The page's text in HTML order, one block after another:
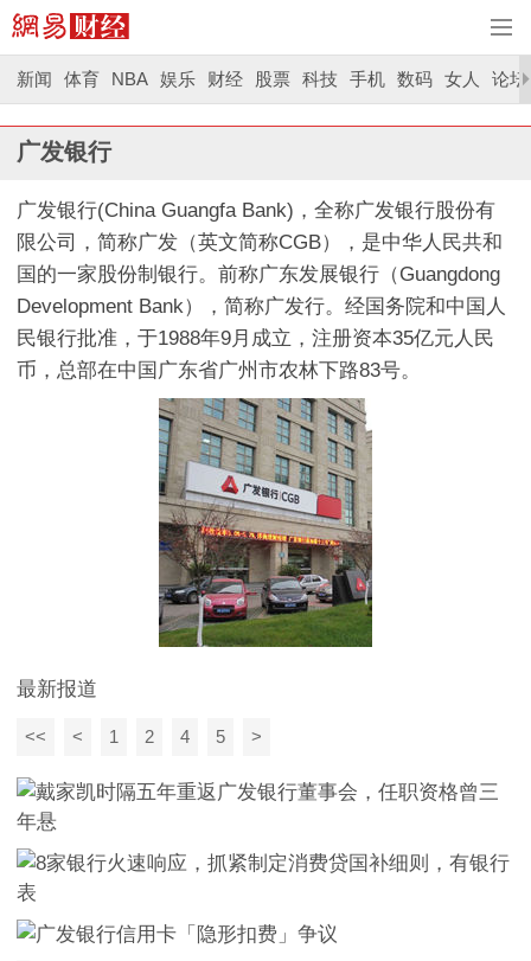
新闻 体育 NBA 娱乐 财经 股票 科技 手机 数码 女人 论坛
广发银行
广发银行(China Guangfa Bank)，全称广发银行股份有
限公司，简称广发（英文简称CGB），是中华人民共和
国的一家股份制银行。前称广东发展银行（Guangdong
Development Bank），简称广发行。经国务院和中国人
民银行批准，于1988年9月成立，注册资本35亿元人民
币，总部在中国广东省广州市农林下路83号。
最新报道
<< < 1 2 4 5 >